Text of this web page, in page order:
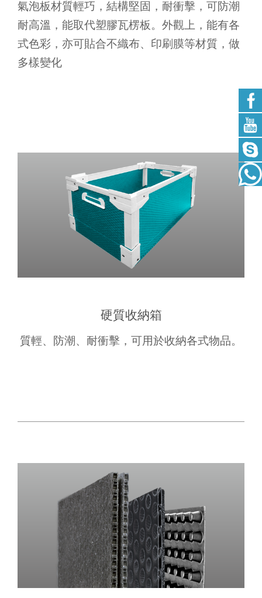
氣泡板材質輕巧，結構堅固，耐衝擊，可防潮
耐高溫，能取代塑膠瓦楞板。外觀上，能有各
式色彩，亦可貼合不織布、印刷膜等材質，做
多樣變化
硬質收納箱
質輕、防潮、耐衝擊，可用於收納各式物品。